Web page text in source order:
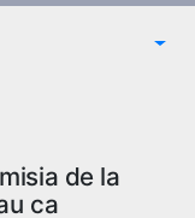
de la
ca